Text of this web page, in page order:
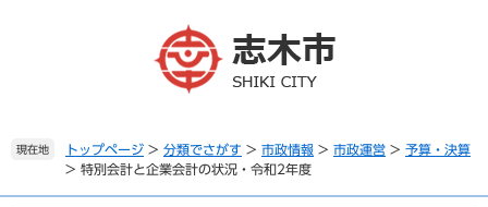
。
て
現在地 トップページ > 分類でさがす > 市政情報 > 市政運営 > 予算・決算
> 特別会計と企業会計の状況・令和2年度